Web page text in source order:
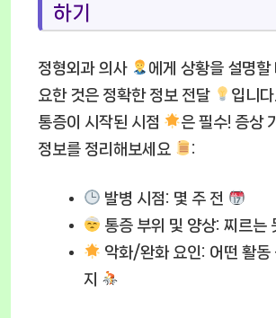
하기
정형외과 의사 에게 상황을 설명할
요한 것은 정확한 정보 전달
입니다.
통증이 시작된 시점
은 필수! 증상
정보를 정리해보세요
:
발병 시점: 몇 주 전
통증 부위 및 양상: 찌르는
악화/완화 요인: 어떤 활동
지